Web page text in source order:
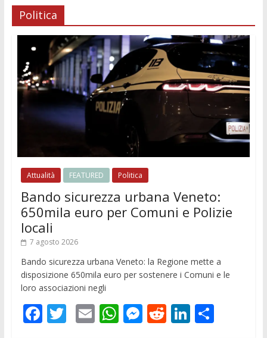
Politica
Attualità FEATURED Politica
Bando sicurezza urbana Veneto:
650mila euro per Comuni e Polizie
locali
7 agosto 2026
Bando sicurezza urbana Veneto: la Regione mette a
disposizione 650mila euro per sostenere i Comuni e le
loro associazioni negli
F T E W M R Li C